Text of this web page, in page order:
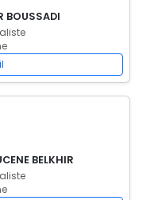
BOUSSADI
BELKHIR